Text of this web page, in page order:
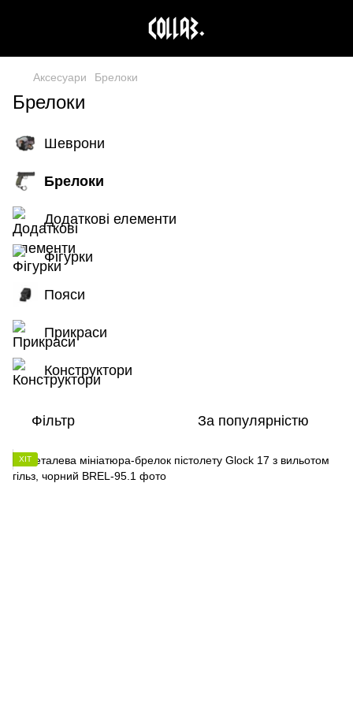
Аксесуари Брелоки
Брелоки
Шеврони
Брелоки
Додаткові елементи
Фігурки
Пояси
Прикраси
Конструктори
Фільтр За популярністю
ХІТ